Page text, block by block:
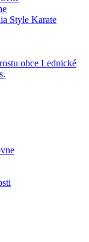
Style Karate
obce Lednické